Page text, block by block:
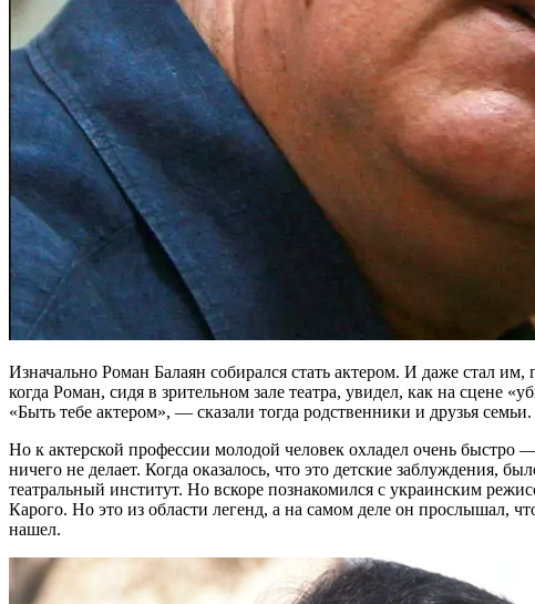
Изначально Роман Балаян собирался стать актером. И даже стал
когда Роман, сидя в зрительном зале театра, увидел, как на
«Быть тебе актером», — сказали тогда родственники и друзья семьи.
Но к актерской профессии молодой человек охладел очень быстро
ничего не делает. Когда оказалось, что это детские заблуждения,
театральный институт. Но вскоре познакомился с украинским
Карого. Но это из области легенд, а на самом деле он прослышал,
нашел.